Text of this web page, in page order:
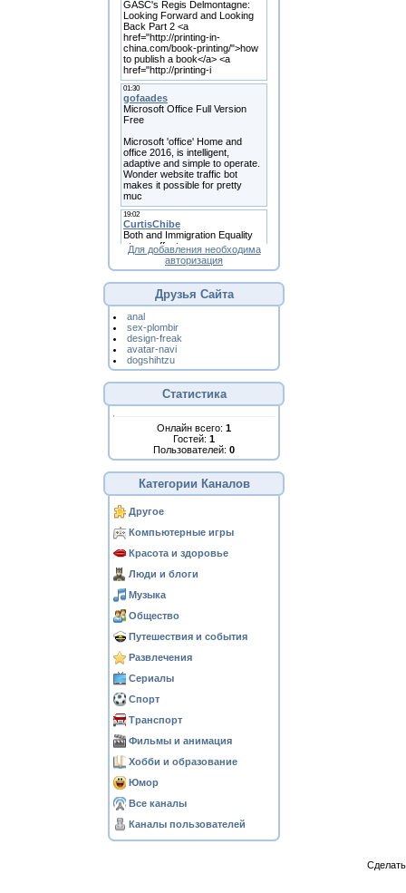
Для добавления необходима
авторизация
Друзья Сайта
anal
sex-plombir
design-freak
avatar-navi
dogshihtzu
Статистика
Онлайн всего: 1
Гостей: 1
Пользователей: 0
Категории Каналов
Другое
Компьютерные игры
Красота и здоровье
Люди и блоги
Музыка
Общество
Путешествия и события
Развлечения
Сериалы
Спорт
Транспорт
Фильмы и анимация
Хобби и образование
Юмор
Все каналы
Каналы пользователей